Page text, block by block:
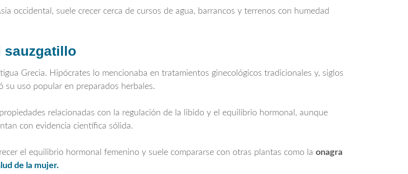
occidental, suele crecer cerca de cursos de agua, barrancos y terrenos con humedad
sauzgatillo
Grecia. Hipócrates lo mencionaba en tratamientos ginecológicos tradicionales y, siglos
su uso popular en preparados herbales.
relacionadas con la regulación de la libido y el equilibrio hormonal, aunque
con evidencia científica sólida.
el equilibrio hormonal femenino y suele compararse con otras plantas como la onagra
de la mujer.